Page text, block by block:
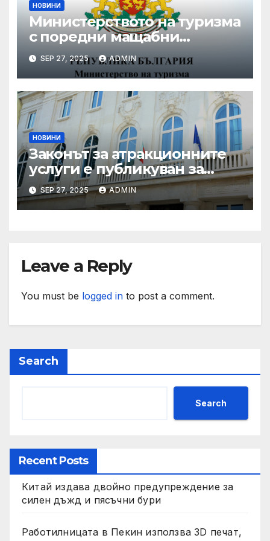
НОВИНИ
Министерството на туризма
с поредни мащабни
координирани проверки
през летния сезон
SEP 27, 2025 ADMIN
НОВИНИ
Законът за атракционните
услуги е публикуван за
обществено обсъждане
SEP 27, 2025 ADMIN
Leave a Reply
You must be logged in to post a comment.
Search
Search
Recent Posts
Китай издава двойно предупреждение за
силен дъжд и пясъчни бури
Работилницата в Пекин използва 3D печат,